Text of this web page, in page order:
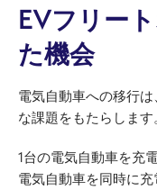
EVフリー
た機会
電気自動車への移行
な課題をもたらします。
1台の電気自動車を充
電気自動車を同時に充